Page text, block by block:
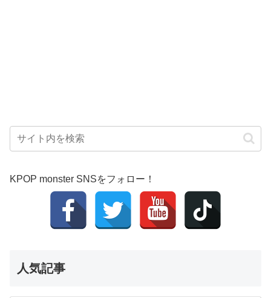
KPOP monster SNSをフォロー！
人気記事